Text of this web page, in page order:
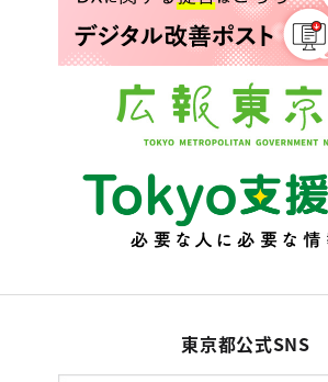
東京都公式SNS